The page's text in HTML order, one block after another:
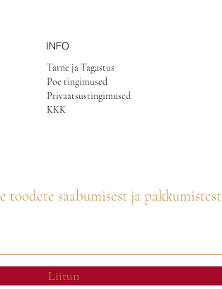
INFO
Tarne ja Tagastus
Poe tingimused
Privaatsustingimused
KKK
toodete saabumisest ja pakkumistest
Liitun